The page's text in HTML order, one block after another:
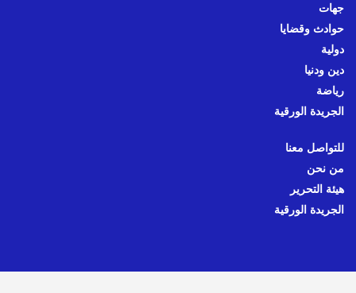
جهات
حوادث وقضايا
دولية
دين ودنيا
رياضة
الجريدة الورقية
للتواصل معنا
من نحن
هيئة التحرير
الجريدة الورقية